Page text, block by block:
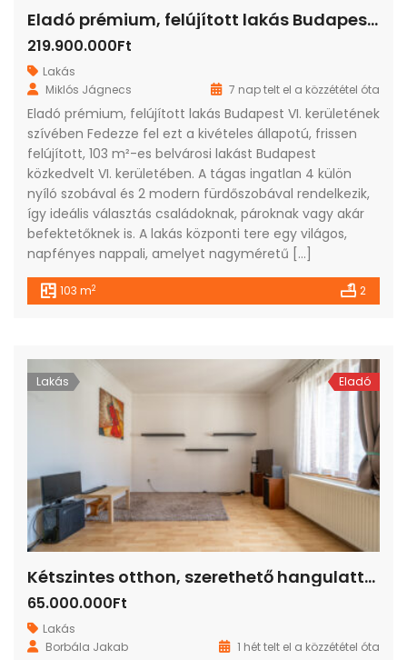
Eladó prémium, felújított lakás Budapest VI. kerületének szívében
219.900.000Ft
Lakás
Miklós Jágnecs
7 nap telt el a közzététel óta
Eladó prémium, felújított lakás Budapest VI. kerületének
szívében Fedezze fel ezt a kivételes állapotú, frissen
felújított, 103 m²-es belvárosi lakást Budapest
közkedvelt VI. kerületében. A tágas ingatlan 4 külön
nyíló szobával és 2 modern fürdőszobával rendelkezik,
így ideális választás családoknak, pároknak vagy akár
befektetőknek is. A lakás központi tere egy világos,
napfényes nappali, amelyet nagyméretű […]
103 m2 2
Lakás Eladó
Kétszintes otthon, szerethető hangulattal
65.000.000Ft
Lakás
Borbála Jakab
1 hét telt el a közzététel óta